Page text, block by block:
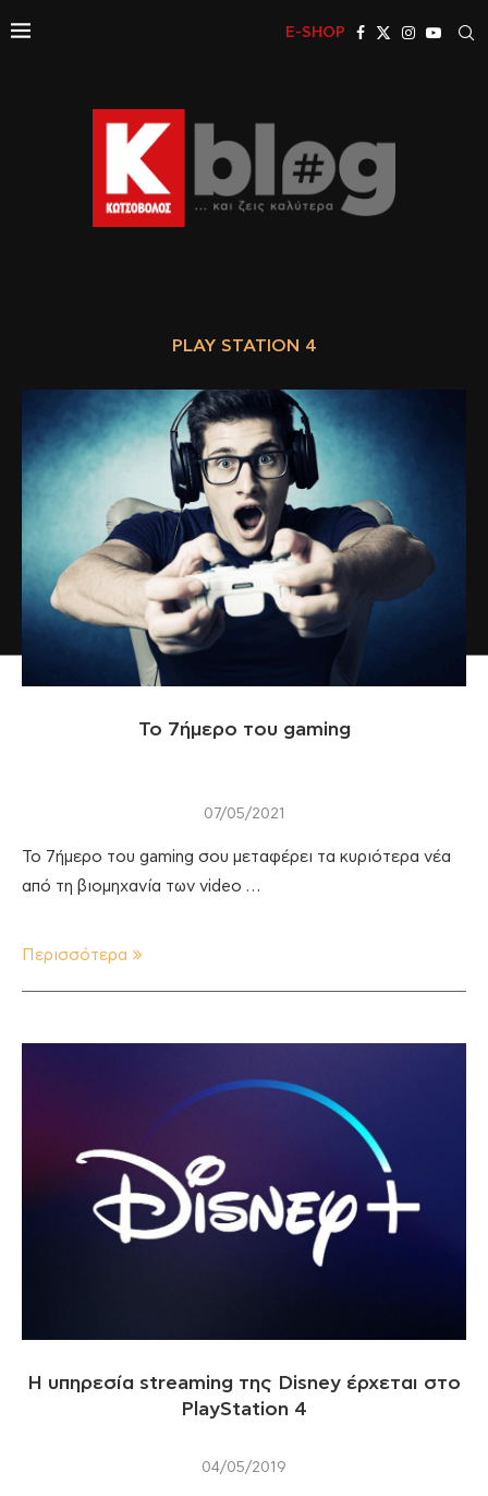
E-SHOP
PLAY STATION 4
Το 7ήμερο του gaming
07/05/2021
Το 7ήμερο του gaming σου μεταφέρει τα κυριότερα νέα
από τη βιομηχανία των video …
Περισσότερα
Η υπηρεσία streaming της Disney έρχεται στο
PlayStation 4
04/05/2019